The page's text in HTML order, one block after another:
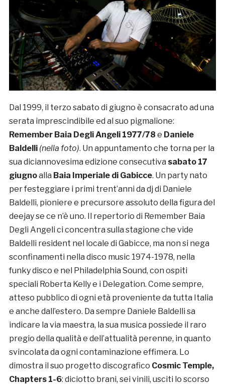
Dal 1999, il terzo sabato di giugno è consacrato ad una
serata imprescindibile ed al suo pigmalione:
Remember Baia Degli Angeli 1977/78 e Daniele
Baldelli(nella foto). Un appuntamento che torna per la
sua diciannovesima edizione consecutiva sabato 17
giugnoalla Baia Imperiale di Gabicce. Un party nato
per festeggiare i primi trent’anni da dj di Daniele
Baldelli, pioniere e precursore assoluto della figura del
deejay se ce n’è uno. Il repertorio di Remember Baia
Degli Angeli ci concentra sulla stagione che vide
Baldelli resident nel locale di Gabicce, ma non si nega
sconfinamenti nella disco music 1974-1978, nella
funky disco e nel Philadelphia Sound, con ospiti
speciali Roberta Kelly e i Delegation. Come sempre,
atteso pubblico di ogni età proveniente da tutta Italia
e anche dall’estero. Da sempre Daniele Baldelli sa
indicare la via maestra, la sua musica possiede il raro
pregio della qualità e dell’attualità perenne, in quanto
svincolata da ogni contaminazione effimera. Lo
dimostra il suo progetto discografico Cosmic Temple,
Chapters 1-6: diciotto brani, sei vinili, usciti lo scorso